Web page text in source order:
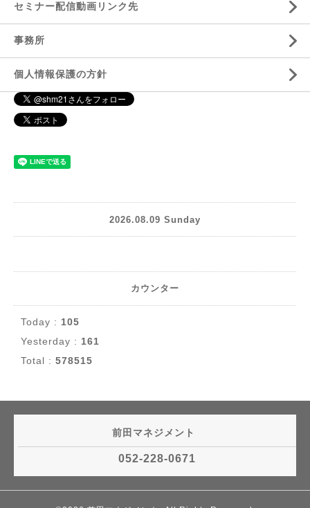
セミナー配信動画リンク先
事務所
個人情報保護の方針
2026.08.09 Sunday
カウンター
Today : 105
Yesterday : 161
Total : 578515
前田マネジメント
052-228-0671